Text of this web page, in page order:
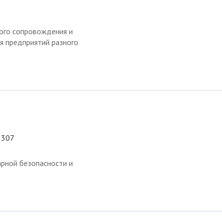
сопровождения и
предприятий разного
безопасности и